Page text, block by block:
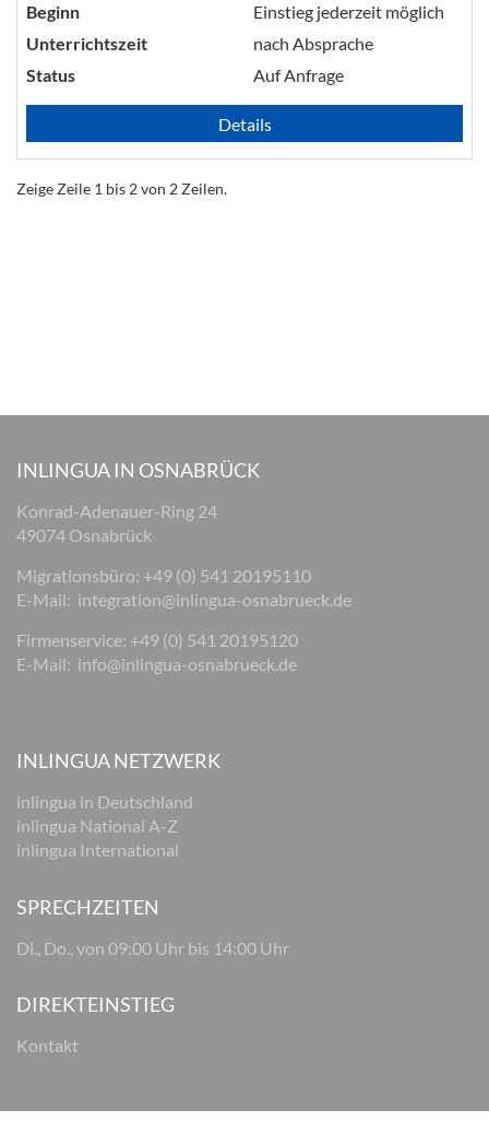
Beginn
Einstieg jederzeit möglich
Unterrichtszeit
nach Absprache
Status
Auf Anfrage
Details
Zeige Zeile 1 bis 2 von 2 Zeilen.
INLINGUA IN OSNABRÜCK
Konrad-Adenauer-Ring 24
49074 Osnabrück
Migrationsbüro: +49 (0) 541 20195110
E-Mail: integration@inlingua-osnabrueck.de
Firmenservice: +49 (0) 541 20195120
E-Mail: info@inlingua-osnabrueck.de
INLINGUA NETZWERK
inlingua in Deutschland
inlingua National A-Z
inlingua International
SPRECHZEITEN
Di., Do., von 09:00 Uhr bis 14:00 Uhr
DIREKTEINSTIEG
Kontakt